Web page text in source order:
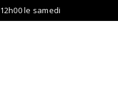
le samedi